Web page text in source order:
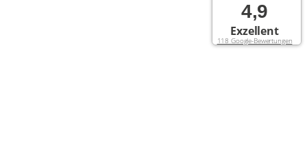
4,9
Exzellent
118 Google-Bewertungen